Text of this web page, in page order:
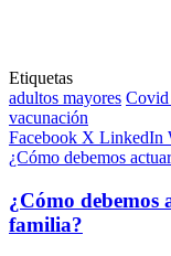
Etiquetas
adultos mayores
vacunación
Facebook X LinkedIn
¿Cómo debemos
¿Cómo
familia?